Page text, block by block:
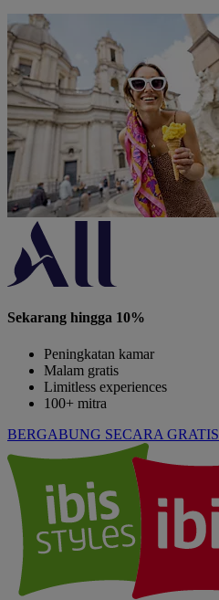
Sekarang hingga 10%
Peningkatan kamar
Malam gratis
Limitless experiences
100+ mitra
BERGABUNG SECARA GRATIS